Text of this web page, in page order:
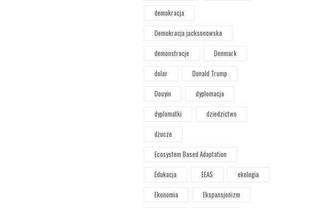
demokracja
Demokracja jacksonowska
demonstracje
Denmark
dolar
Donald Trump
Douyin
dyplomacja
dyplomatki
dziedzictwo
dżucze
Ecosystem Based Adaptation
Edukacja
EEAS
ekologia
Ekonomia
Ekspansjonizm